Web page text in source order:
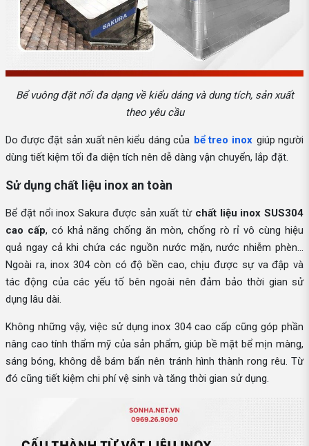
Bể vuông đặt nổi đa dạng về kiểu dáng và dung tích, sản xuất
theo yêu cầu
Do được đặt sản xuất nên kiểu dáng của bể treo inox giúp người
dùng tiết kiệm tối đa diện tích nên dễ dàng vận chuyển, lắp đặt.
Sử dụng chất liệu inox an toàn
Bể đặt nổi inox Sakura được sản xuất từ chất liệu inox SUS304
cao cấp, có khả năng chống ăn mòn, chống rò rỉ vô cùng hiệu
quả ngay cả khi chứa các nguồn nước mặn, nước nhiễm phèn…
Ngoài ra, inox 304 còn có độ bền cao, chịu được sự va đập và
tác động của các yếu tố bên ngoài nên đảm bảo thời gian sử
dụng lâu dài.
Không những vậy, việc sử dụng inox 304 cao cấp cũng góp phần
nâng cao tính thẩm mỹ của sản phẩm, giúp bề mặt bể mịn màng,
sáng bóng, không dễ bám bẩn nên tránh hình thành rong rêu. Từ
đó cũng tiết kiệm chi phí vệ sinh và tăng thời gian sử dụng.